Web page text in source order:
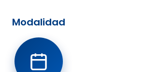
Modalidad